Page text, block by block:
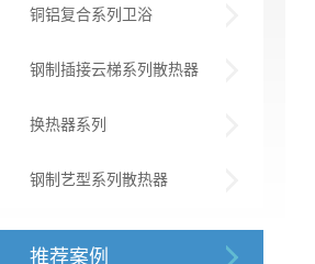
铜铝复合系列卫浴
钢制插接云梯系列散热器
换热器系列
钢制艺型系列散热器
推荐案例